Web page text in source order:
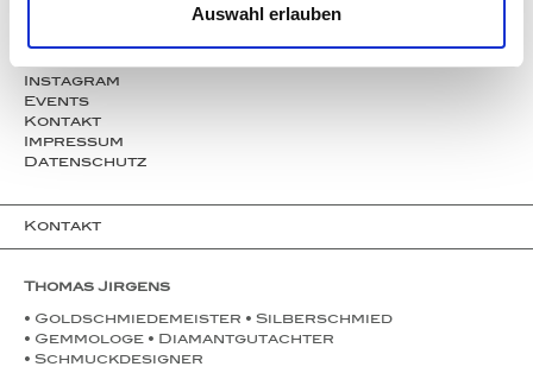
Auswahl erlauben
Partner
Presse
Instagram
Events
Kontakt
Impressum
Datenschutz
Kontakt
Thomas Jirgens
• Goldschmiedemeister • Silberschmied
• Gemmologe • Diamantgutachter
• Schmuckdesigner